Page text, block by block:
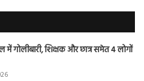
गोलीबारी, शिक्षक और छात्र समेत 4 लोगों